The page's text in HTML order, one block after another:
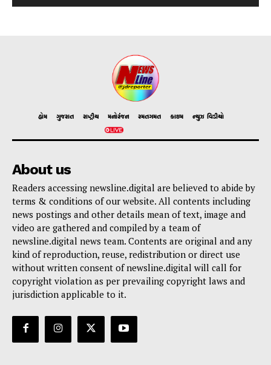
હોમ ગુજરાત રાષ્ટ્રીય મનોરંજન રમતગમત ક્રાઇમ ન્યુઝ વિડીયો
About us
Readers accessing newsline.digital are believed to abide by
terms & conditions of our website. All contents including
news postings and other details mean of text, image and
video are gathered and compiled by a team of
newsline.digital news team. Contents are original and any
kind of reproduction, reuse, redistribution or direct use
without written consent of newsline.digital will call for
copyright violation as per prevailing copyright laws and
jurisdiction applicable to it.